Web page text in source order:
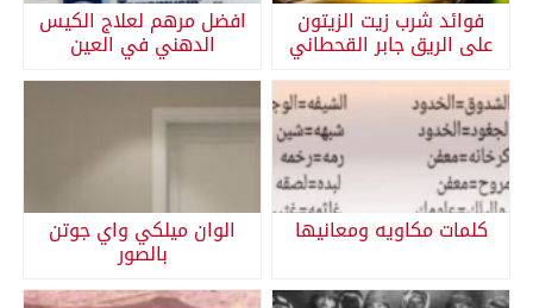
فوائد شرب زيت الزيتون
على الريق جابر القحطاني
افضل مرهم لعلاج الكيس
الدهني في العين
كلمات مكاويه ومعانيها الوان ميلكي واي جوتن
بالصور